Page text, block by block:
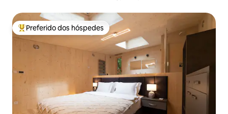
Entre os melhores preferidos dos hóspedes
Preferido dos hóspedes